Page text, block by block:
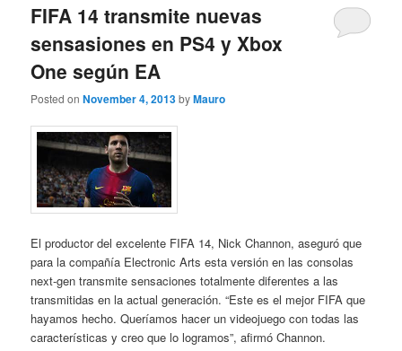
FIFA 14 transmite nuevas
sensasiones en PS4 y Xbox
One según EA
Posted onNovember 4, 2013byMauro
El productor del excelente FIFA 14, Nick Channon, aseguró que
para la compañía Electronic Arts esta versión en las consolas
next-gen transmite sensaciones totalmente diferentes a las
transmitidas en la actual generación. “Este es el mejor FIFA que
hayamos hecho. Queríamos hacer un videojuego con todas las
características y creo que lo logramos”, afirmó Channon.